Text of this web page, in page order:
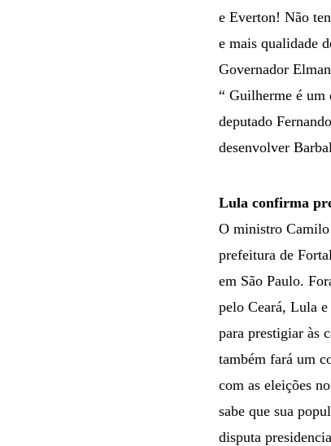
e Everton! Não
e mais qualidade
Governador
“ Guilherme é um
deputado
desenvolver
Lula confirma
O ministro Camilo
prefeitura de
em São Paulo.
pelo Ceará, Lula
para prestigiar às
também fará um
com as eleições
sabe que sua
disputa